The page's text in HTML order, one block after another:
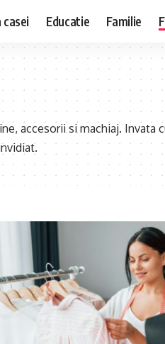
casei Educatie Familie
accesorii si machiaj. Invata